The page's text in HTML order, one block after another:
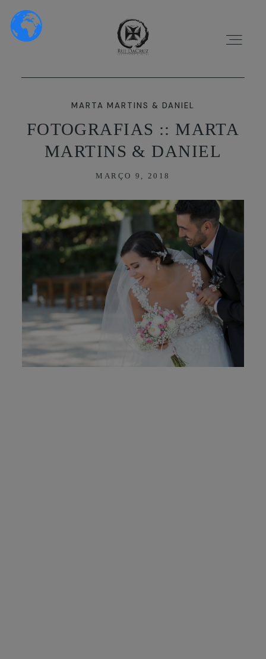
HOME
PORTFÓLIO
VÍDEOS
MOLDURAS
PRÉMIOS
MARTA MARTINS & DANIEL
FOTOGRAFIAS :: MARTA
MARTINS & DANIEL
MARÇO 9, 2018